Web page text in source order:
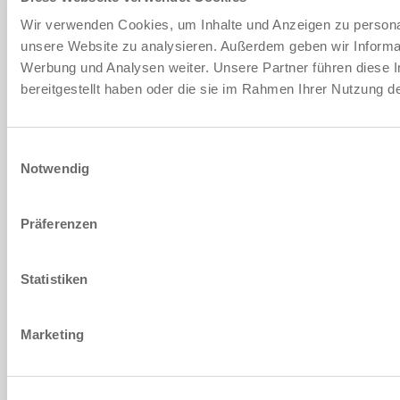
Wir verwenden Cookies, um Inhalte und Anzeigen zu
unsere Website zu analysieren. Außerdem geben wir
Werbung und Analysen weiter. Unsere Partner führen
bereitgestellt haben oder die sie im Rahmen Ihrer Nutzung
Notwendig
Präferenzen
Statistiken
Marketing